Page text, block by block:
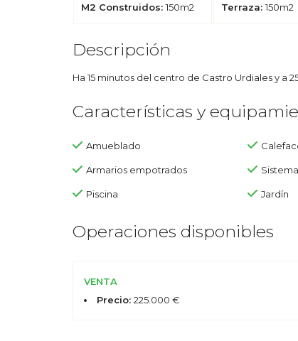
M2 Construidos: 150m2 Terraza:150m2
Descripción
Ha 15 minutos del centro de Castro Urdiales y a
Características y
Amueblado
Armarios empotrados
Piscina Jardín
Operaciones disponibles
VENTA
Precio: 225.000 €